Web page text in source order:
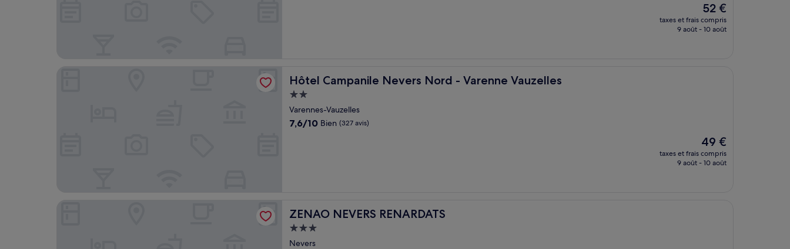
Le
nouveau
prix
52 €
taxes et frais compris
9 août - 10 août
Hôtel Campanile Nevers Nord - Varenne Vauzelles
Hôtel Campanile Nevers Nord - Varenne Vauzelles
Hébergement
2.0 étoiles
Varennes-Vauzelles
7.6
7,6/10 Bien (327 avis)
Le
nouveau
prix
49 €
taxes et frais compris
9 août - 10 août
Hôtel Campanile Nevers Nord - Varenne Vauzelles
ZENAO NEVERS RENARDATS
ZENAO NEVERS RENARDATS
Hébergement
3.0 étoiles
Nevers